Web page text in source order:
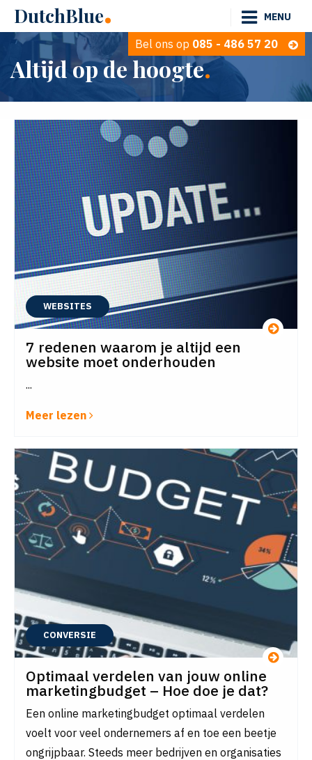
DutchBlue. MENU
Bel ons op 085 - 486 57 20
Altijd op de hoogte.
WEBSITES
7 redenen waarom je altijd een
website moet onderhouden
...
Meer lezen
CONVERSIE
Optimaal verdelen van jouw online
marketingbudget – Hoe doe je dat?
Een online marketingbudget optimaal verdelen
voelt voor veel ondernemers af en toe een beetje
ongrijpbaar. Steeds meer bedrijven en organisaties